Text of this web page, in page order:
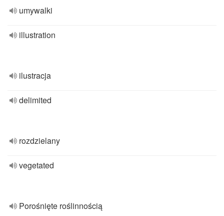
umywalki
illustration
ilustracja
delimited
rozdzielany
vegetated
Porośnięte roślinnością